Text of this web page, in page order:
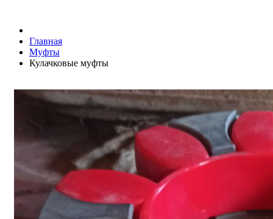
Главная
Муфты
Кулачковые муфты